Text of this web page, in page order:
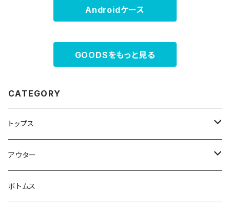
Androidケース
GOODSをもっと見る
CATEGORY
トップス
スウェット・パーカー
Tシャツ
アウター
ジャケット・ブルゾン
ボトムス